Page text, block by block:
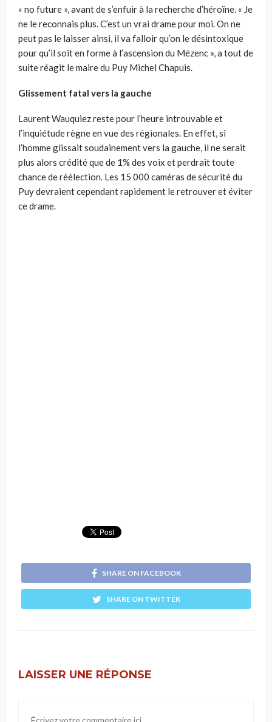
« no future », avant de s’enfuir à la recherche d’héroïne. « Je
ne le reconnais plus. C’est un vrai drame pour moi. On ne
peut pas le laisser ainsi, il va falloir qu’on le désintoxique
pour qu’il soit en forme à l’ascension du Mézenc », a tout de
suite réagit le maire du Puy Michel Chapuis.
Glissement fatal vers la gauche
Laurent Wauquiez reste pour l’heure introuvable et
l’inquiétude règne en vue des régionales. En effet, si
l’homme glissait soudainement vers la gauche, il ne serait
plus alors crédité que de 1% des voix et perdrait toute
chance de réélection. Les 15 000 caméras de sécurité du
Puy devraient cependant rapidement le retrouver et éviter
ce drame.
SHARE ON FACEBOOK
SHARE ON TWITTER
LAISSER UNE RÉPONSE